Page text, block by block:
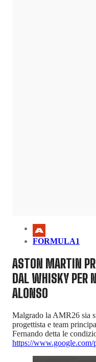
FORMULA1
ASTON MARTIN
DAL WHISKY PER
ALONSO
Malgrado la AMR26 sia
progettista e team
Fernando detta le
https://www.google.com/